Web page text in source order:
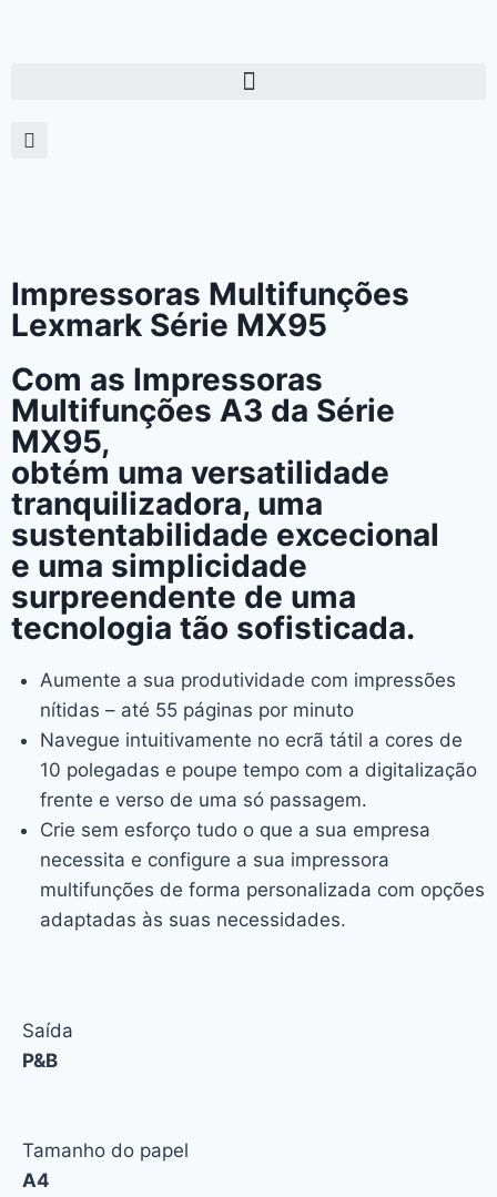
Impressoras Multifunções
Lexmark Série MX95
Com as Impressoras
Multifunções A3 da Série
MX95,
obtém uma versatilidade
tranquilizadora, uma
sustentabilidade excecional
e uma simplicidade
surpreendente de uma
tecnologia tão sofisticada.
Aumente a sua produtividade com impressões
nítidas – até 55 páginas por minuto
Navegue intuitivamente no ecrã tátil a cores de
10 polegadas e poupe tempo com a digitalização
frente e verso de uma só passagem.
Crie sem esforço tudo o que a sua empresa
necessita e configure a sua impressora
multifunções de forma personalizada com opções
adaptadas às suas necessidades.
Saída
P&B
Tamanho do papel
A4